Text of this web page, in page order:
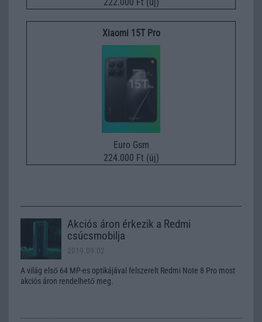
Xiaomi 15T Pro
Euro Gsm
224.000 Ft (új)
Akciós áron érkezik a Redmi
csúcsmobilja
2019.09.02
A világ első 64 MP-es optikájával felszerelt Redmi Note 8 Pro most
akciós áron rendelhető meg.